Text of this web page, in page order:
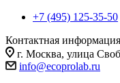
+7 (495) 125-35-50
Контактная информация
г. Москва, улица
info@ecoprolab.ru